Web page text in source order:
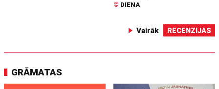
© DIENA
Vairāk RECENZIJAS
GRĀMATAS